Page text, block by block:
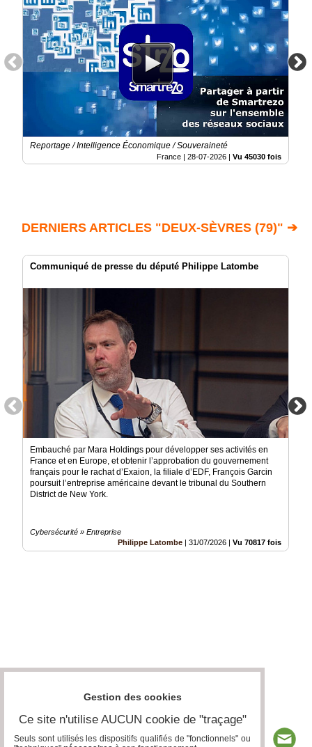
Reportage / Intelligence Économique / Souveraineté
France | 28-07-2026 | Vu 45030 fois
DERNIERS ARTICLES "DEUX-SÈVRES (79)" ➔
Communiqué de presse du député Philippe Latombe
Embauché par Mara Holdings pour développer ses activités en
France et en Europe, et obtenir l’approbation du gouvernement
français pour le rachat d’Exaion, la filiale d’EDF, François Garcin
poursuit l’entreprise américaine devant le tribunal du Southern
District de New York.
Cybersécurité » Entreprise
Philippe Latombe
31/07/2026 Vu 70817 fois
Gestion des cookies
Ce site n'utilise AUCUN cookie de "traçage"
Seuls sont utilisés les dispositifs qualifiés de "fonctionnels" ou